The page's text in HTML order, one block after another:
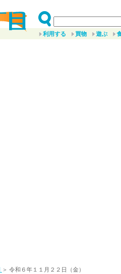
利用する 買物 遊ぶ
＞ 令和６年１１月２２日（金）